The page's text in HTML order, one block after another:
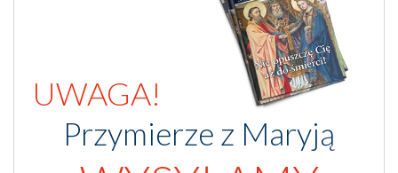
UWAGA!
Przymierze z Maryją